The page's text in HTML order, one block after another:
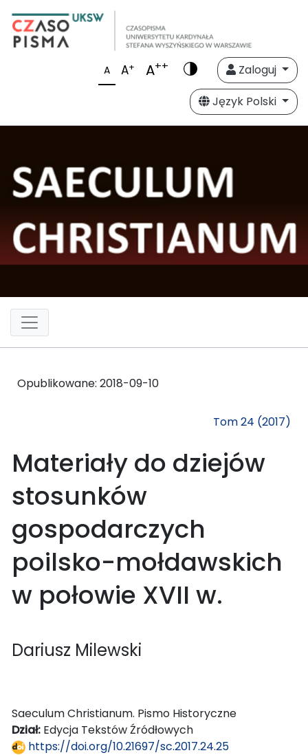
A A+ A++
Zaloguj
Język Polski
Opublikowane: 2018-09-10
Tom 24 (2017)
Materiały do dziejów
stosunków
gospodarczych
poilsko-mołdawskich
w połowie XVII w.
Dariusz Milewski
Saeculum Christianum. Pismo Historyczne
Dział: Edycja Tekstów Źródłowych
https://doi.org/10.21697/sc.2017.24.25